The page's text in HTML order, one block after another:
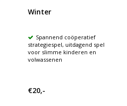
Winter
Spannend coöperatief
strategiespel, uitdagend spel
voor slimme kinderen en
volwassenen
€20,-